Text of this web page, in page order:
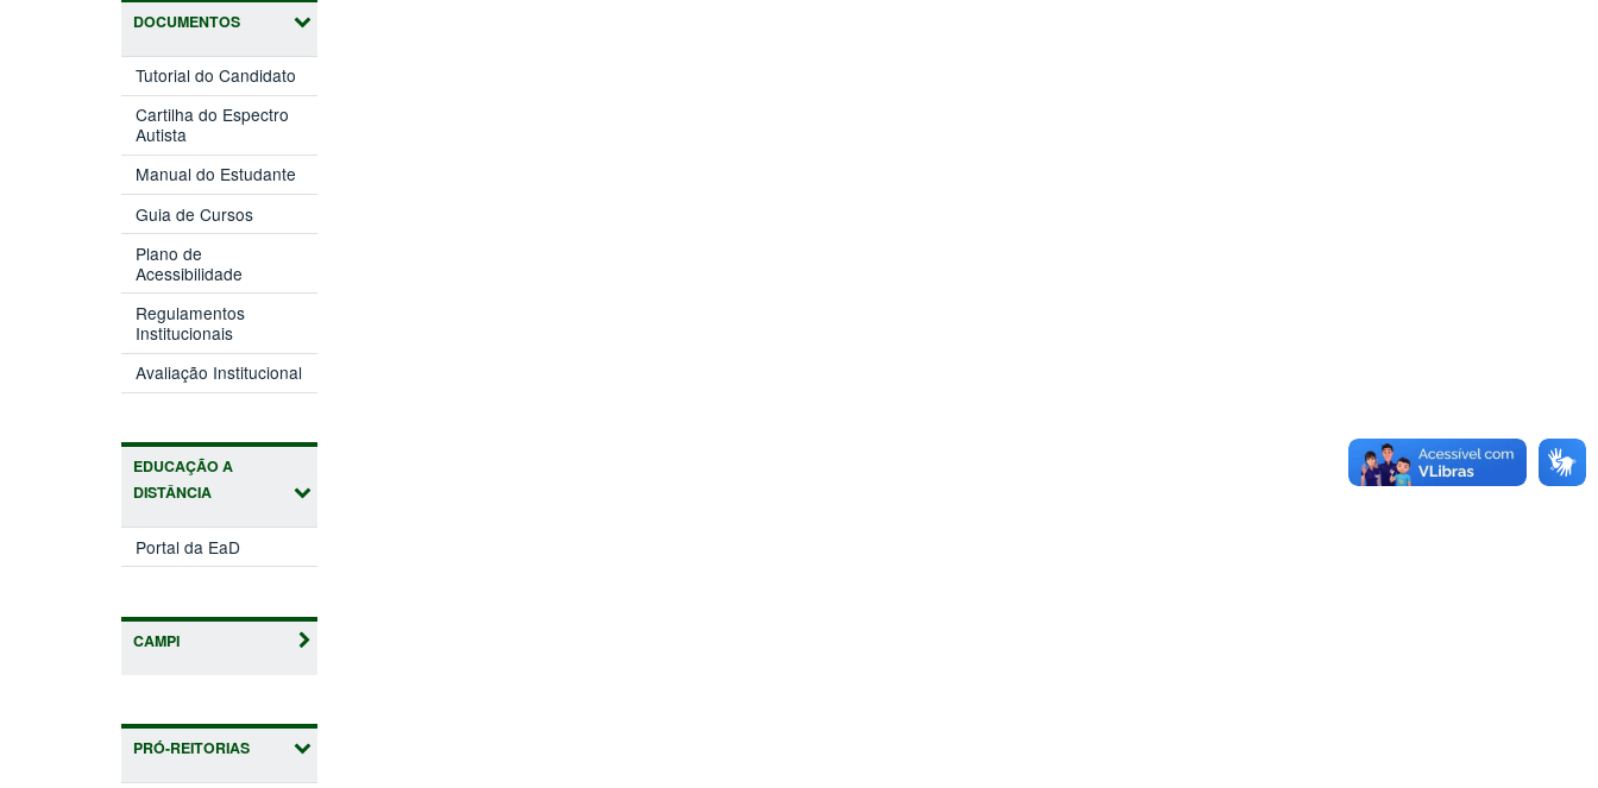
DOCUMENTOS
Tutorial do Candidato
Cartilha do Espectro
Autista
Manual do Estudante
Guia de Cursos
Plano de
Acessibilidade
Regulamentos
Institucionais
Avaliação Institucional
EDUCAÇÃO A
DISTÂNCIA
Portal da EaD
CAMPI
PRÓ-REITORIAS